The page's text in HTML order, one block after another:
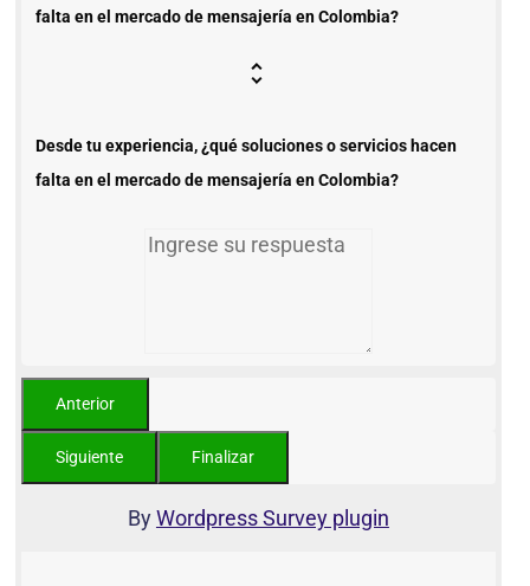
falta en el mercado de mensajería en Colombia?
Desde tu experiencia, ¿qué soluciones o servicios hacen
falta en el mercado de mensajería en Colombia?
ByWordpress Survey plugin